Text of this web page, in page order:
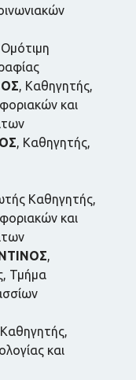
, Καθηγητής,
και
, Καθηγητής,
Καθηγητής,
και
,
Τμήμα
και